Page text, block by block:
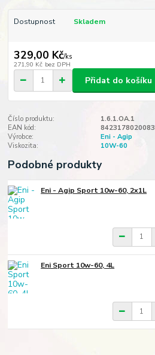
Dostupnost Skladem
329,00 Kč/ks
271,90 Kč bez DPH
Přidat do košíku
Číslo produktu:
1.6.1.OA.1
EAN kód:
8423178020083
Výrobce:
Eni - Agip
Viskozita:
10W-60
Podobné produkty
Eni - Agip Sport 10w-60, 2x1L
Eni Sport 10w-60, 4L